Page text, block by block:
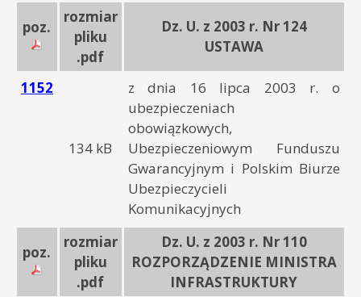
poz.
rozmiar
pliku
.pdf
Dz. U. z 2003 r. Nr 124
USTAWA
1152
134 kB
z dnia 16 lipca 2003 r. o
ubezpieczeniach
obowiązkowych,
Ubezpieczeniowym Funduszu
Gwarancyjnym i Polskim Biurze
Ubezpieczycieli
Komunikacyjnych
poz.
rozmiar
pliku
.pdf
Dz. U. z 2003 r. Nr 110
ROZPORZĄDZENIE MINISTRA
INFRASTRUKTURY